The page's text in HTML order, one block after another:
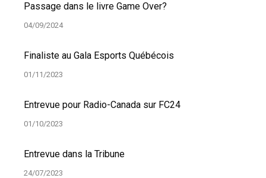
Passage dans le livre Game Over?
04/09/2024
Finaliste au Gala Esports Québécois
01/11/2023
Entrevue pour Radio-Canada sur FC24
01/10/2023
Entrevue dans la Tribune
24/07/2023